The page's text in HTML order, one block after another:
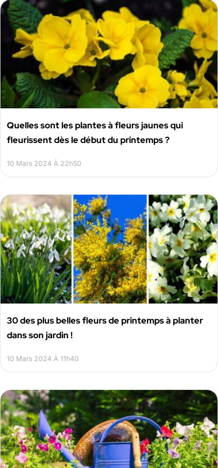
Quelles sont les plantes à fleurs jaunes qui
fleurissent dès le début du printemps ?
10 Mars 2024 À 22h50
30 des plus belles fleurs de printemps à planter
dans son jardin !
10 Mars 2024 À 11h40